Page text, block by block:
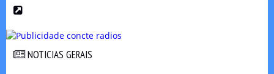
NOTICIAS GERAIS